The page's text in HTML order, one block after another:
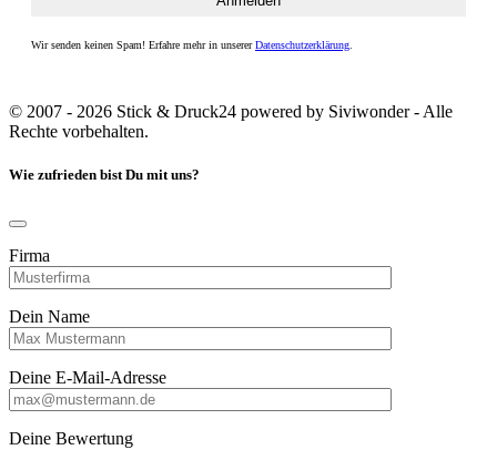
Wir senden keinen Spam! Erfahre mehr in unsererDatenschutzerklärung
© 2007 - 2026 Stick & Druck24 powered by Siviwonder - Alle
Rechte vorbehalten.
Wie zufrieden bist Du mit uns?
Firma
Dein Name
Deine E-Mail-Adresse
Deine Bewertung